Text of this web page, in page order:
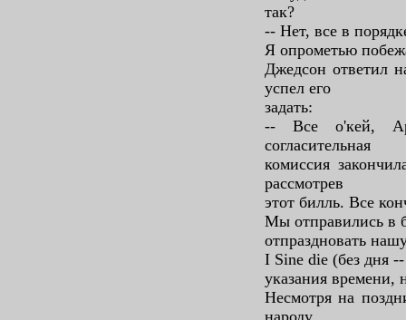
так?
-- Нет, все в
Я опрометью
Джедсон ответил
успел его
задать:
-- Все о'кей,
согласительная
комиссия
рассмотрев
этот билль. Все
Мы отправились в
отпраздновать
I Sine die (без дня
указания времени,
Несмотря на
народу.